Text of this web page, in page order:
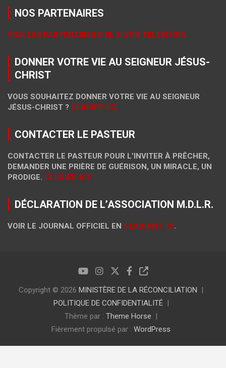
NOS PARTENAIRES
VOIR LES PARTENAIRES D’EL ELYÔN TÉLÉVISION.
DONNER VOTRE VIE AU SEIGNEUR JÉSUS-
CHRIST
VOUS SOUHAITEZ DONNER VOTRE VIE AU SEIGNEUR
JÉSUS-CHRIST ? CLIQUER-ICI.
CONTACTER LE PASTEUR
CONTACTER LE PASTEUR POUR L’INVITER À PRÊCHER,
DEMANDER UNE PRIÈRE DE GUÉRISON, UN MIRACLE, UN
PRODIGE. CLIQUER-ICI
DÉCLARATION DE L’ASSOCIATION M.D.L.R.
VOIR LE JOURNAL OFFICIEL EN CLIQUANT ICI.
Copyright © 2026 MINISTÈRE DE LA RÉCONCILIATION
POLITIQUE DE CONFIDENTIALITÉ
Thème par : Theme Horse
Fièrement propulsé par : WordPress